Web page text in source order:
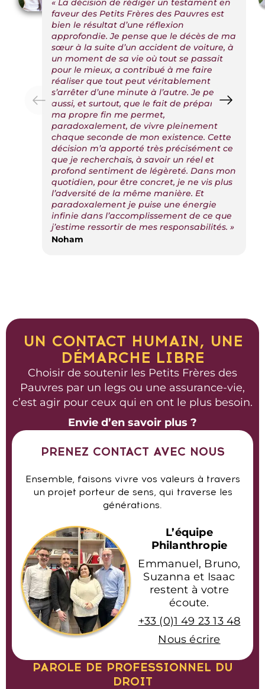
«La décision de rédiger un testament en
faveur des Petits Frères des Pauvres est
bien le résultat d’une réflexion
approfondie. Je pense que le décès de ma
sœur à la suite d’un accident de voiture, à
un moment de sa vie où tout se passait
pour le mieux, a contribué à me faire
réaliser que tout peut véritablement
s’arrêter d’une minute à l’autre. Je pense
aussi, et surtout, que le fait de préparer
ma propre fin me permet,
paradoxalement, de vivre pleinement
chaque seconde de mon existence. Cette
décision m’a apporté très précisément ce
que je recherchais, à savoir un réel et
profond sentiment de légèreté. Dans mon
quotidien, pour être concret, je ne vis plus
l’adversité de la même manière. Et
paradoxalement je puise une énergie
infinie dans l’accomplissement de ce que
j’estime ressortir de mes responsabilités. »
Noham
UN CONTACT HUMAIN, UNE
DÉMARCHE LIBRE
Choisir de soutenir les Petits Frères des
Pauvres par un legs ou une assurance-vie,
c’est agir pour ceux qui en ont le plus besoin.
Envie d’en savoir plus ?​
PRENEZ CONTACT AVEC NOUS
Ensemble, faisons vivre vos valeurs à travers
un projet porteur de sens, qui traverse les
générations.
L’équipe
Philanthropie
Emmanuel, Bruno,
Suzanna et Isaac
restent à votre
écoute.
+33 (0)1 49 23 13 48
Nous écrire
PAROLE DE PROFESSIONNEL DU
DROIT